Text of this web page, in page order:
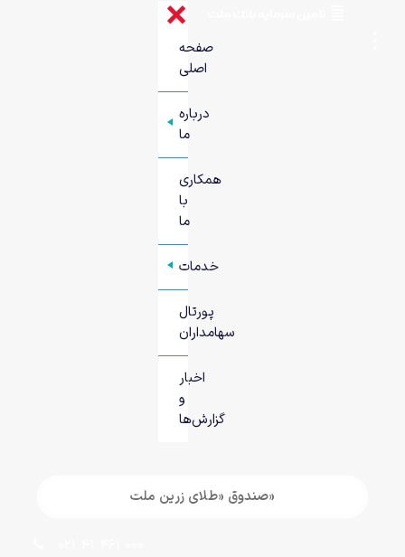
صفحه
اصلی
+
درباره
ما
همکاری
با
ما
+ خدمات
پورتال
سهامداران
اخبار
و
گزارش‌ها
«صندوق «طلای زرین ملت